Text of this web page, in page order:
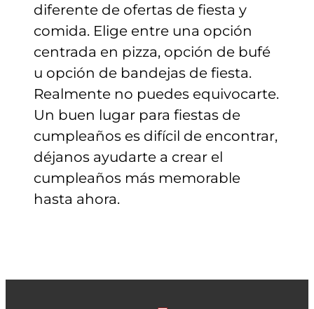
diferente de ofertas de fiesta y
comida. Elige entre una opción
centrada en pizza, opción de bufé
u opción de bandejas de fiesta.
Realmente no puedes equivocarte.
Un buen lugar para fiestas de
cumpleaños es difícil de encontrar,
déjanos ayudarte a crear el
cumpleaños más memorable
hasta ahora.